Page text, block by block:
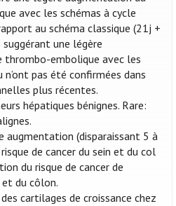
avec les schémas à cycle
au schéma classique (21j +
suggérant une légère
thrombo-embolique avec les
pas été confirmées dans
plus récentes.
hépatiques bénignes. Rare:
augmentation (disparaissant 5 à
de cancer du sein et du col
du risque de cancer de
et du côlon.
cartilages de croissance chez